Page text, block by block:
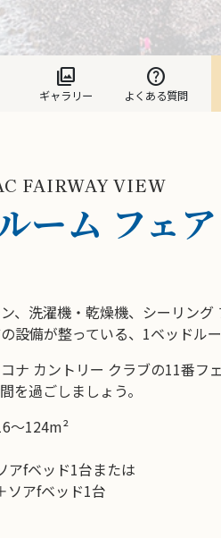
photo_library
ギャラリー
help
よくある質問
FAIRWAY VIEW
ーム フェ
、洗濯機・乾燥機、シーリン
設備が整っている、1ベッドルー
ナ カントリー クラブの11番フ
を過ごしましょう。
～124m²
アfベッド1台または
ソアfベッド1台